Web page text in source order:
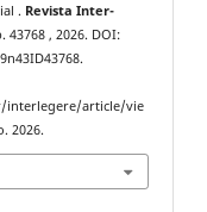
. Revista Inter-
43768 , 2026. DOI:
interlegere/article/vie
2026.